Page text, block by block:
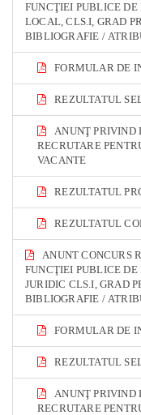
FUNCŢIEI PUBLICE DE
LOCAL, CLS.I, GRAD
BIBLIOGRAFIE /
FORMULAR DE
REZULTATUL
ANUNŢ PRIVIND
RECRUTARE
VACANTE
REZULTATUL
REZULTATUL
ANUNT CONCURS
FUNCŢIEI PUBLICE DE
JURIDIC CLS.I, GRAD
BIBLIOGRAFIE /
FORMULAR DE
REZULTATUL
ANUNŢ PRIVIND
RECRUTARE